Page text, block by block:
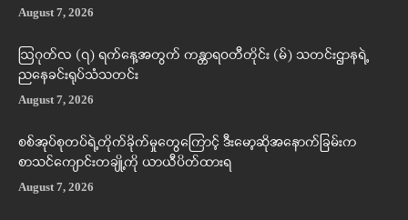
August 7, 2026
ဩဂုတ်လ (၇) ရက်နေ့အတွက် ကန္တာရဝတီတိုင်း (မ်) သတင်းဌာနရဲ့
ညနေခင်းရုပ်သံသတင်း
August 7, 2026
စစ်အုပ်စုတပ်ရဲ့တိုက်ခိုက်မှုတွေကြောင့် ဒီးမော့ဆိုအနောက်ခြမ်းက
စာသင်ကျောင်းတချို့ကို ယာယီပိတ်ထားရ
August 7, 2026